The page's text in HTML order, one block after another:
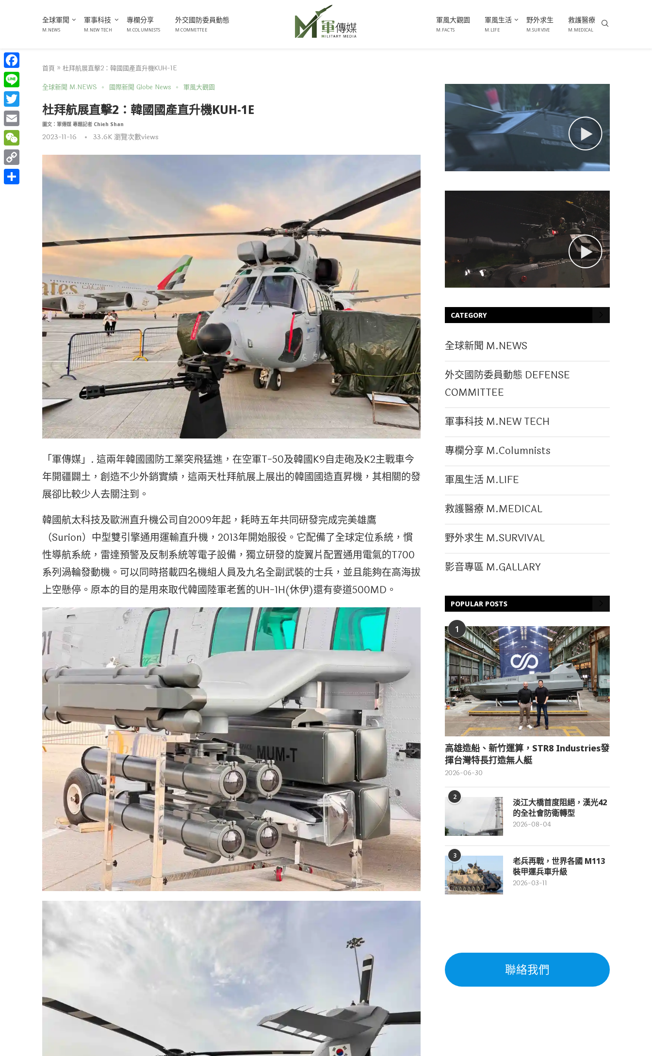
全球軍聞
M.NEWS
軍事科技
M.NEW TECH
專欄分享
M.COLUMNISTS
外交國防委員動態
M COMMITTEE
軍風大觀園
M.FACTS
軍風生活
M.LIFE
野外求生
M.SURVIVE
救護醫療
M.MEDICAL
首頁 » 杜拜航展直擊2：韓國國產直升機KUH-1E
全球新聞 M.NEWS
國際新聞 Globe News 軍風大觀園
杜拜航展直擊2：韓國國產直升機KUH-1E
圖文：軍傳媒 專題記者 Chieh Shan
2023-11-16 33.6K瀏覽次數views
「軍傳媒」. 這兩年韓國國防工業突飛猛進，在空軍T-50及韓國K9自走砲及K2主戰車今
年開疆闢土，創造不少外銷實績，這兩天杜拜航展上展出的韓國國造直昇機，其相關的發
展卻比較少人去關注到。
韓國航太科技及歐洲直升機公司自2009年起，耗時五年共同研發完成完美雄鷹
（Surion）中型雙引擎通用運輸直升機，2013年開始服役。它配備了全球定位系統，慣
性導航系統，雷達預警及反制系統等電子設備，獨立研發的旋翼片配置通用電氣的T700
系列渦輪發動機。可以同時搭載四名機組人員及九名全副武裝的士兵，並且能夠在高海拔
上空懸停。原本的目的是用來取代韓國陸軍老舊的UH-1H(休伊)還有麥道500MD。
CATEGORY
全球新聞 M.NEWS
外交國防委員動態 DEFENSE
COMMITTEE
軍事科技 M.NEW TECH
專欄分享 M.Columnists
軍風生活 M.LIFE
救護醫療 M.MEDICAL
野外求生 M.SURVIVAL
影音專區 M.GALLARY
POPULAR POSTS
1
高雄造船、新竹運算，STR8 Industries發
揮台灣特長打造無人艇
2026-06-30
2
淡江大橋首度阻絕，漢光42
的全社會防衛轉型
2026-08-04
3
老兵再戰，世界各國 M113
裝甲運兵車升級
2026-03-11
聯絡我們
Facebook
Line
Twitter
Email
WeChat
Copy
Link